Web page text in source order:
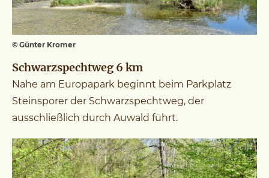
© Günter Kromer
Schwarzspechtweg 6 km
Nahe am Europapark beginnt beim Parkplatz
Steinsporer der Schwarzspechtweg, der
ausschließlich durch Auwald führt.